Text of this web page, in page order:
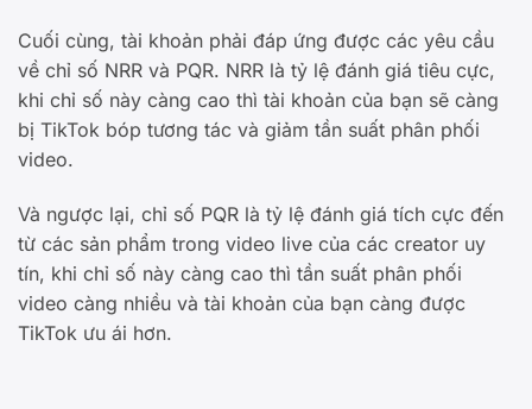
Cuối cùng, tài khoản phải đáp ứng được các yêu cầu
về chỉ số NRR và PQR. NRR là tỷ lệ đánh giá tiêu cực,
khi chỉ số này càng cao thì tài khoản của bạn sẽ càng
bị TikTok bóp tương tác và giảm tần suất phân phối
video.
Và ngược lại, chỉ số PQR là tỷ lệ đánh giá tích cực đến
từ các sản phẩm trong video live của các creator uy
tín, khi chỉ số này càng cao thì tần suất phân phối
video càng nhiều và tài khoản của bạn càng được
TikTok ưu ái hơn.